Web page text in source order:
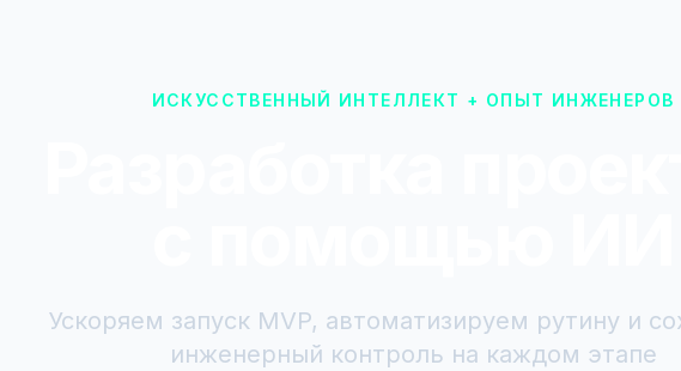
ИСКУССТВЕННЫЙ ИНТЕЛЛЕКТ + ОПЫТ ИНЖЕНЕРОВ
Ускоряем запуск MVP, автоматизируем рутину и
инженерный контроль на каждом этапе